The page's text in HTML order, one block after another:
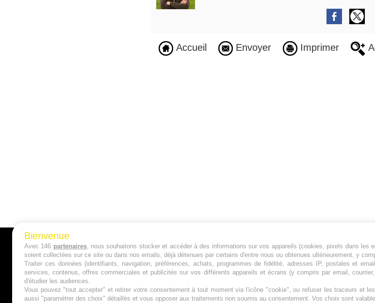
Accueil Envoyer Imprimer
A PROPOS
Qui sommes nous ?
Mentions Légales
Jeunesfooteux est un média
principalement de l'actualité de
des grosses actualités de la
Plan du site | Syndication |
Bienvenue
Avec 146 partenaires, nous souhaitons stocker et accéder à des informations sur vos appareils (cookies, pixels dans les
soient collectées sur ce site ou dans nos emails, déjà détenues par certains d'entre nous ou obtenues ultérieurement, y
Traiter ces données (identifiants, navigation, préférences, achats, programmes de fidélité, adresses IP, postales et
services, contenus, offres commerciales et publicités sur vos différents appareils et écrans (y compris par email,
d'étudier les audiences.
Vous pouvez "tout accepter" et retirer votre consentement à tout moment via l'icône "cookie", ou refuser les traceurs et
aussi "paramétrer des choix" détaillés et vous opposer aux traitements non soumis au consentement. Vos choix sont